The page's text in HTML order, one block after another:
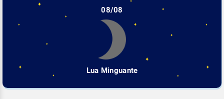
08/08
Lua Minguante